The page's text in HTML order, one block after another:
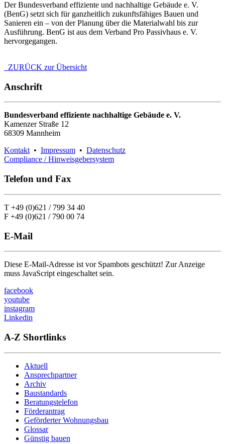
Der Bundesverband effiziente und nachhaltige Gebäude e. V.
(BenG) setzt sich für ganzheitlich zukunftsfähiges Bauen und
Sanieren ein – von der Planung über die Materialwahl bis zur
Ausführung. BenG ist aus dem Verband Pro Passivhaus e. V.
hervorgegangen.
ZURÜCK zur Übersicht
Anschrift
Bundesverband effiziente nachhaltige Gebäude e. V.
Kamenzer Straße 12
68309 Mannheim
Kontakt• Impressum • Datenschutz
Compliance / Hinweisgebersystem
Telefon und Fax
T +49 (0)621 / 799 34 40
F +49 (0)621 / 790 00 74
E-Mail
Diese E-Mail-Adresse ist vor Spambots geschützt! Zur Anzeige
muss JavaScript eingeschaltet sein.
facebook
youtube
instagram
Linkedin
A-Z Shortlinks
Aktuell
Ansprechpartner
Archiv
Baustandards
Beratungstelefon
Förderantrag
Geförderter Wohnungsbau
Glossar
Günstig bauen